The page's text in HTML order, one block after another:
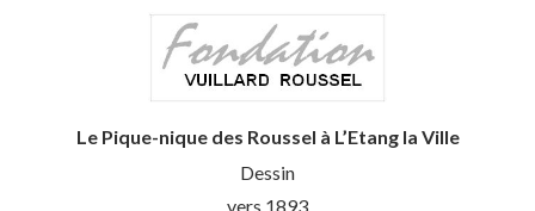
Le Pique-nique des Roussel à L’Etang la Ville
Dessin
vers 1893